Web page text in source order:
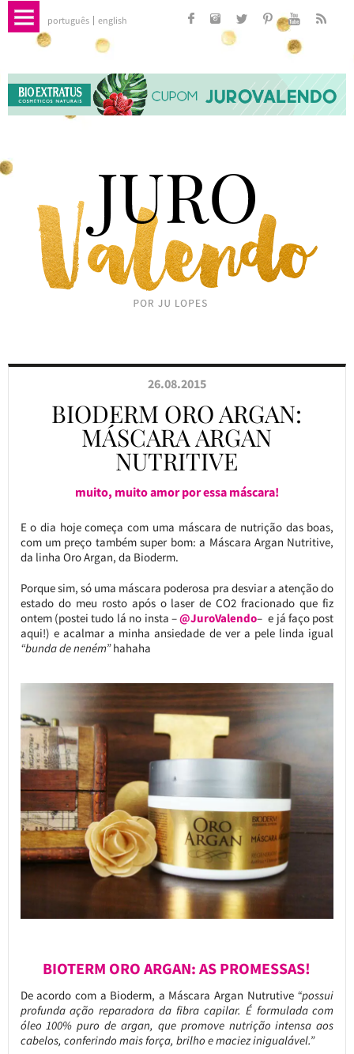
português english
26.08.2015
BIODERM ORO ARGAN:
MÁSCARA ARGAN
NUTRITIVE
muito, muito amor por essa máscara!
E o dia hoje começa com uma máscara de nutrição das boas,
com um preço também super bom: a Máscara Argan Nutritive,
da linha Oro Argan, da Bioderm.
Porque sim, só uma máscara poderosa pra desviar a atenção do
estado do meu rosto após o laser de CO2 fracionado que fiz
ontem (postei tudo lá no insta –@JuroValendo– e já faço post
aqui!) e acalmar a minha ansiedade de ver a pele linda igual
“bunda de neném”hahaha
BIOTERM ORO ARGAN: AS PROMESSAS!
De acordo com a Bioderm, a Máscara Argan Nutrutive “possui
profunda ação reparadora da fibra capilar. É formulada com
óleo 100% puro de argan, que promove nutrição intensa aos
cabelos, conferindo mais força, brilho e maciez inigualável.”